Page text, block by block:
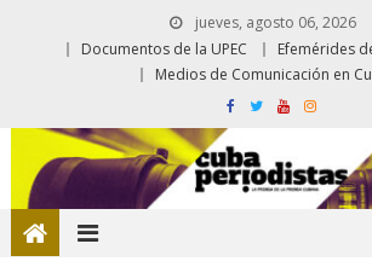
jueves, agosto 06, 2026
Documentos de la UPEC
Efemérides
Medios de Comunicación en